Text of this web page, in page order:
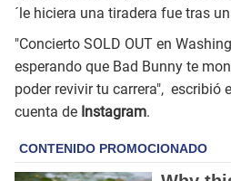
´le hiciera una tiradera fue tras
"Concierto SOLD OUT en
esperando que Bad Bunny te
poder revivir tu carrera", escribió
cuenta de Instagram.